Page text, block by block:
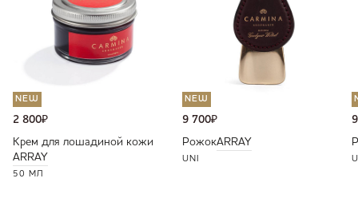
NEW
2 800₽
Крем для лошадиной кожи
ARRAY
50 МЛ
NEW
9 700₽
РожокARRAY
UNI